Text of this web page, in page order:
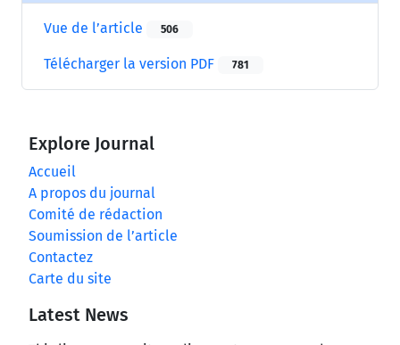
Vue de l’article 506
Télécharger la version PDF 781
Explore Journal
Accueil
A propos du journal
Comité de rédaction
Soumission de l’article
Contactez
Carte du site
Latest News